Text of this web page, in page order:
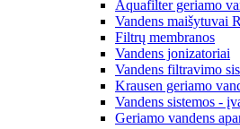
Aquafilter geriamo
Vandens maišytuvai
Filtrų membranos
Vandens jonizatoriai
Vandens filtravimo
Krausen geriamo
Vandens sistemos -
Geriamo vandens